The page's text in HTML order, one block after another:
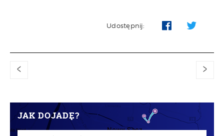
Udostępnij:
< >
JAK DOJADĘ?